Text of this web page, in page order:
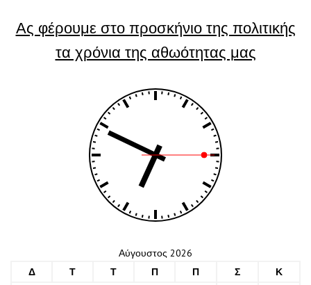
Ας φέρουμε στο προσκήνιο της πολιτικής
τα χρόνια της αθωότητας μας
Αύγουστος 2026
Δ
Τ Τ Π Π Σ
Κ